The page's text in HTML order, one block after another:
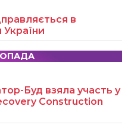
в
Буд взяла участь у
Construction